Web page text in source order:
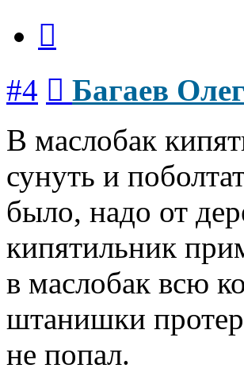
#4 Багаев Олег
В маслобак
сунуть и
было, надо от
кипятильник
в маслобак всю
штанишки
не попал.